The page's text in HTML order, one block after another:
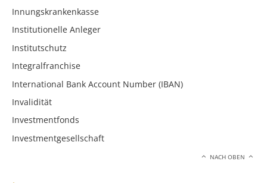
Innungskrankenkasse
Institutionelle Anleger
Institutschutz
Integralfranchise
International Bank Account Number (IBAN)
Invalidität
Investmentfonds
Investmentgesellschaft
NACH OBEN